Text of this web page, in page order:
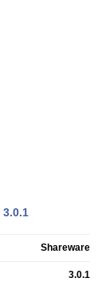
3.0.1
Shareware
3.0.1